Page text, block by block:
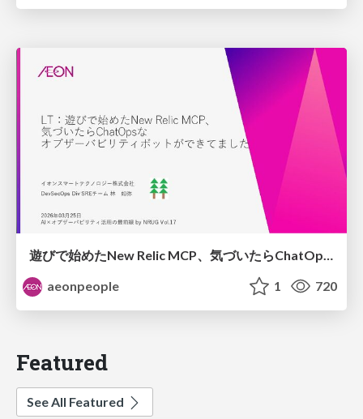
遊びで始めたNew Relic MCP、​気づいたらChatOpsな​オブザーバビリティボットができてました/From New Relic MCP to a ChatOps Observability Bot
aeonpeople
1 720
Featured
See All Featured